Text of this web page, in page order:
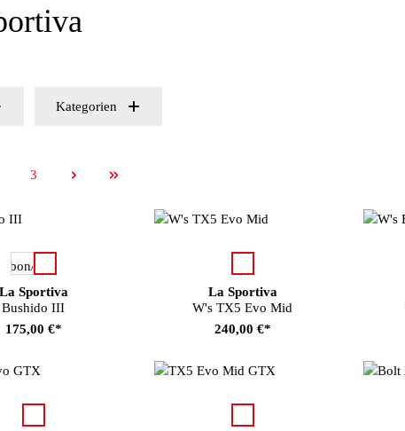
Kategorien
Seite
3
La Sportiva
Bushido III
Farbe
175,00 €*
La Sportiva
W's TX5 Evo Mid
240,00 €*